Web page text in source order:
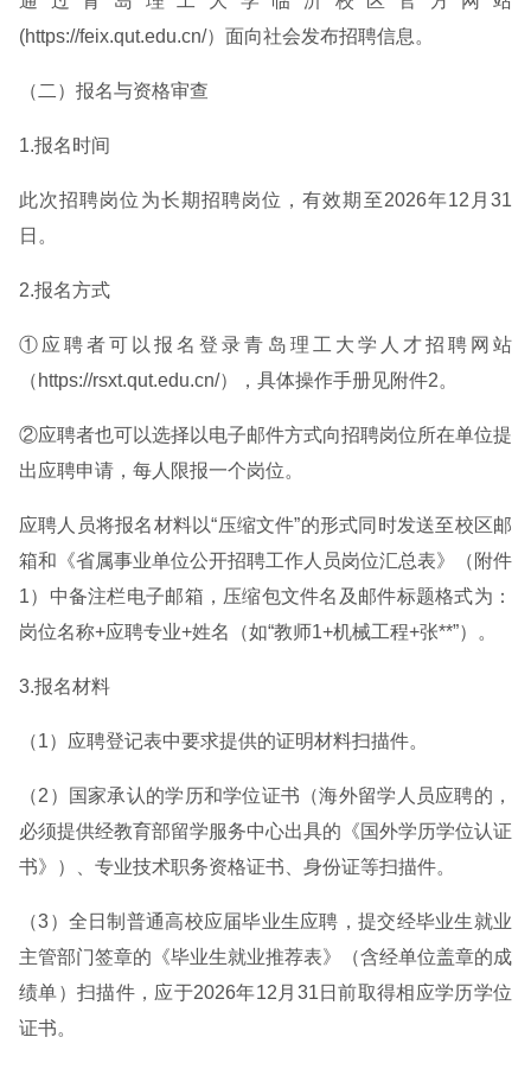
(https://feix.qut.edu.cn/）面向社会发布招聘信息。
（二）报名与资格审查
1.报名时间
此次招聘岗位为长期招聘岗位，有效期至2026年12月31
日。
2.报名方式
①应聘者可以报名登录青岛理工大学人才招聘网站
（https://rsxt.qut.edu.cn/），具体操作手册见附件2。
②应聘者也可以选择以电子邮件方式向招聘岗位所在单位提
出应聘申请，每人限报一个岗位。
应聘人员将报名材料以“压缩文件”的形式同时发送至校区邮
箱和《省属事业单位公开招聘工作人员岗位汇总表》（附件
1）中备注栏电子邮箱，压缩包文件名及邮件标题格式为：
岗位名称+应聘专业+姓名（如“教师1+机械工程+张**”）。
3.报名材料
（1）应聘登记表中要求提供的证明材料扫描件。
（2）国家承认的学历和学位证书（海外留学人员应聘的，
必须提供经教育部留学服务中心出具的《国外学历学位认证
书》）、专业技术职务资格证书、身份证等扫描件。
（3）全日制普通高校应届毕业生应聘，提交经毕业生就业
主管部门签章的《毕业生就业推荐表》（含经单位盖章的成
绩单）扫描件，应于2026年12月31日前取得相应学历学位
证书。